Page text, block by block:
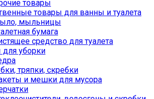
товары
товары для ванны и туалета
мыльницы
бумага
средство для туалета
уборки
тряпки, скребки
и мешки для мусора